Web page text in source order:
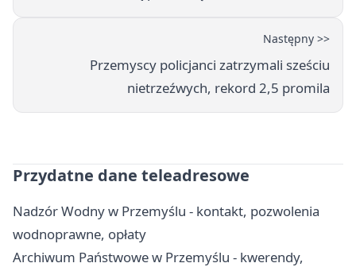
Następny >>
Przemyscy policjanci zatrzymali sześciu
nietrzeźwych, rekord 2,5 promila
Przydatne dane teleadresowe
Nadzór Wodny w Przemyślu - kontakt, pozwolenia
wodnoprawne, opłaty
Archiwum Państwowe w Przemyślu - kwerendy,